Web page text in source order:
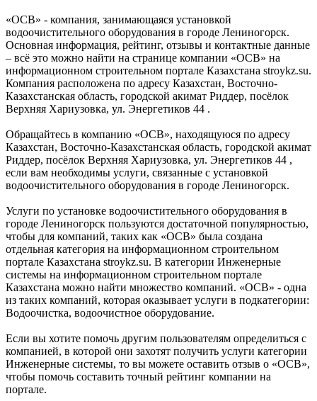
«ОСВ» - компания, занимающаяся установкой
водоочистительного оборудования в городе Лениногорск.
Основная информация, рейтинг, отзывы и контактные данные
– всё это можно найти на странице компании «ОСВ» на
информационном строительном портале Казахстана stroykz.su.
Компания расположена по адресу Казахстан, Восточно-
Казахстанская область, городской акимат Риддер, посёлок
Верхняя Хариузовка, ул. Энергетиков 44 .
Обращайтесь в компанию «ОСВ», находящуюся по адресу
Казахстан, Восточно-Казахстанская область, городской акимат
Риддер, посёлок Верхняя Хариузовка, ул. Энергетиков 44 ,
если вам необходимы услуги, связанные с установкой
водоочистительного оборудования в городе Лениногорск.
Услуги по установке водоочистительного оборудования в
городе Лениногорск пользуются достаточной популярностью,
чтобы для компаний, таких как «ОСВ» была создана
отдельная категория на информационном строительном
портале Казахстана stroykz.su. В категории Инженерные
системы на информационном строительном портале
Казахстана можно найти множество компаний. «ОСВ» - одна
из таких компаний, которая оказывает услуги в подкатегории:
Водоочистка, водоочистное оборудование.
Если вы хотите помочь другим пользователям определиться с
компанией, в которой они захотят получить услуги категории
Инженерные системы, то вы можете оставить отзыв о «ОСВ»,
чтобы помочь составить точный рейтинг компании на
портале.